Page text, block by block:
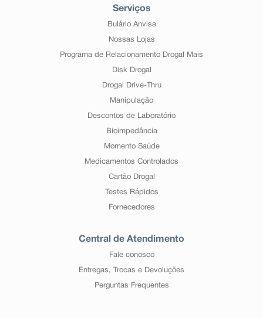
Serviços
Bulário Anvisa
Nossas Lojas
Programa de Relacionamento Drogal Mais
Disk Drogal
Drogal Drive-Thru
Manipulação
Descontos de Laboratório
Bioimpedância
Momento Saúde
Medicamentos Controlados
Cartão Drogal
Testes Rápidos
Fornecedores
Central de Atendimento
Fale conosco
Entregas, Trocas e Devoluções
Perguntas Frequentes